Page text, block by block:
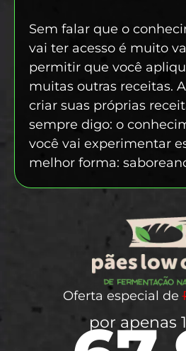
Sem falar que o
vai ter acesso é muito
permitir que você
muitas outras receitas.
criar suas próprias
sempre digo: o
você vai experimentar
melhor forma:
Oferta especial de
por apenas